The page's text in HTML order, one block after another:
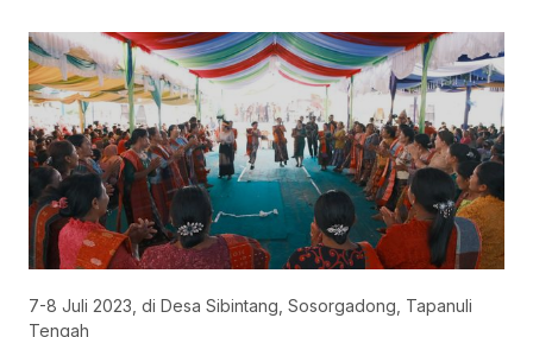
7-8 Juli 2023, di Desa Sibintang, Sosorgadong, Tapanuli
Tengah